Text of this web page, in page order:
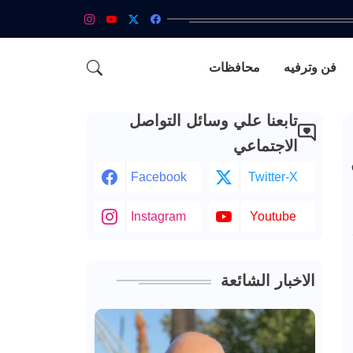
فن وترفيه محافظات
تابعنا علي وسائل التواصل
الاجتماعي
Facebook Twitter-X
Instagram Youtube
الاخبار الشائعة